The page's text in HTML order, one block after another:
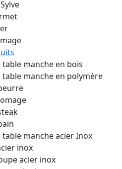
table manche en bois
table manche en polymère
table manche acier Inox
inox
acier inox